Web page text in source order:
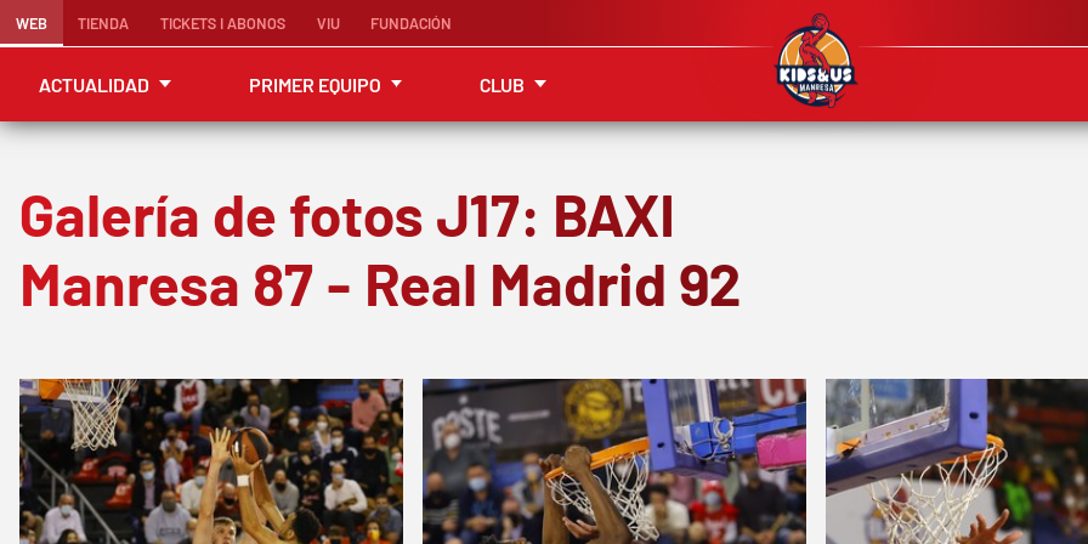
WEB TIENDA TICKETS I ABONOS VIU FUNDACIÓN
ACTUALIDAD PRIMER EQUIPO CLUB
Galería de fotos J17: BAXI
Manresa 87 - Real Madrid 92